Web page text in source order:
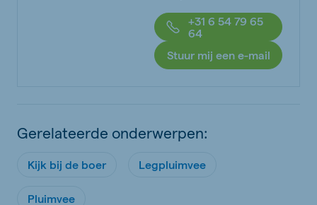
+31 6 54 79 65
64
Stuur mij een e-mail
Gerelateerde onderwerpen:
Kijk bij de boer Legpluimvee
Pluimvee